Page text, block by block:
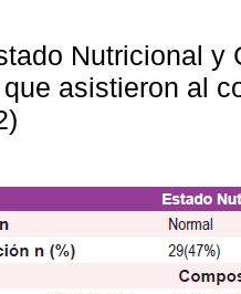
Nutricional y
asistieron al